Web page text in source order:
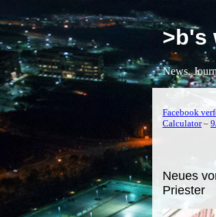
>b's
News.
Facebook
Calculator–
Neues
Priester